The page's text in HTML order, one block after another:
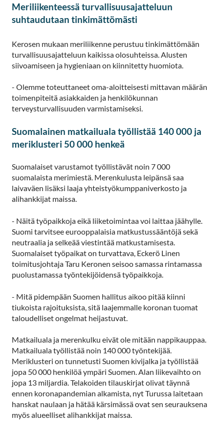
Meriliikenteessä turvallisuusajatteluun
suhtaudutaan tinkimättömästi
Kerosen mukaan meriliikenne perustuu tinkimättömään
turvallisuusajatteluun kaikissa olosuhteissa. Alusten
siivoamiseen ja hygieniaan on kiinnitetty huomiota.
- Olemme toteuttaneet oma-aloitteisesti mittavan määrän
toimenpiteitä asiakkaiden ja henkilökunnan
terveysturvallisuuden varmistamiseksi.
Suomalainen matkailuala työllistää 140 000 ja
meriklusteri 50 000 henkeä
Suomalaiset varustamot työllistävät noin 7 000
suomalaista merimiestä. Merenkulusta leipänsä saa
laivaväen lisäksi laaja yhteistyökumppaniverkosto ja
alihankkijat maissa.
- Näitä työpaikkoja eikä liiketoimintaa voi laittaa jäähylle.
Suomi tarvitsee eurooppalaisia matkustussääntöjä sekä
neutraalia ja selkeää viestintää matkustamisesta.
Suomalaiset työpaikat on turvattava, Eckerö Linen
toimitusjohtaja Taru Keronen seisoo samassa rintamassa
puolustamassa työntekijöidensä työpaikkoja.
- Mitä pidempään Suomen hallitus aikoo pitää kiinni
tiukoista rajoituksista, sitä laajemmalle koronan tuomat
taloudelliset ongelmat heijastuvat.
Matkailuala ja merenkulku eivät ole mitään nappikauppaa.
Matkailuala työllistää noin 140 000 työntekijää.
Meriklusteri on tunnetusti Suomen kivijalka ja työllistää
jopa 50 000 henkilöä ympäri Suomen. Alan liikevaihto on
jopa 13 miljardia. Telakoiden tilauskirjat olivat täynnä
ennen koronapandemian alkamista, nyt Turussa laitetaan
hanskat naulaan ja hätää kärsimässä ovat sen seurauksena
myös alueelliset alihankkijat maissa.